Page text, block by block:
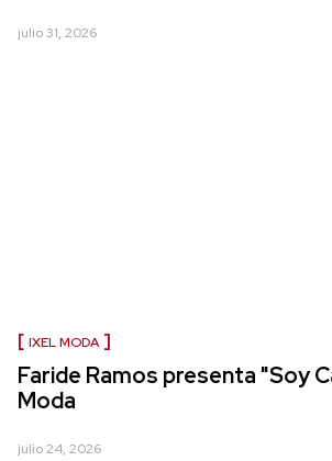
julio 31, 2026
IXEL MODA
Faride Ramos presenta "Soy
Moda
julio 24, 2026